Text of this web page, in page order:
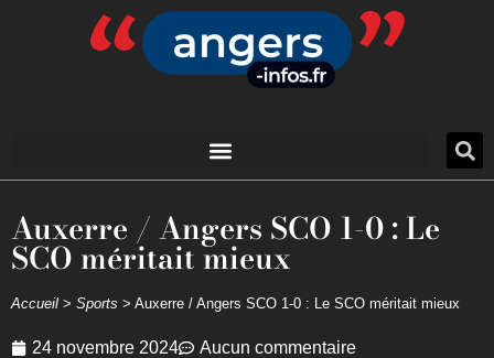
Auxerre / Angers SCO 1-0 : Le
SCO méritait mieux
Accueil > Sports > Auxerre / Angers SCO 1-0 : Le SCO méritait mieux
24 novembre 2024 Aucun commentaire